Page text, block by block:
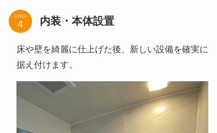
STEP 内装・本体設置
床や壁を綺麗に仕上げた後、新しい設備を確実に
据え付けます。